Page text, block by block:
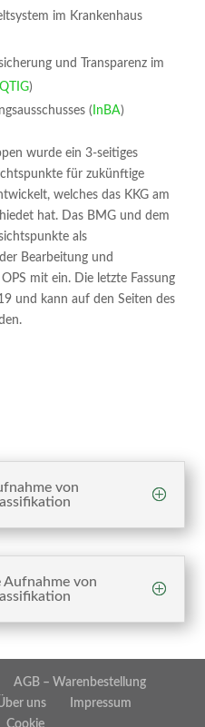
im Krankenhaus
und Transparenz im
IQTIG)
( InBA)
wurde ein 3-seitiges
für zukünftige
welches das KKG am
hat. Das BMG und dem
als
Bearbeitung und
mit ein. Die letzte Fassung
und kann auf den Seiten des
von
Aufnahme von
AGB – Warenbestellung
uns
Impressum
Cookie